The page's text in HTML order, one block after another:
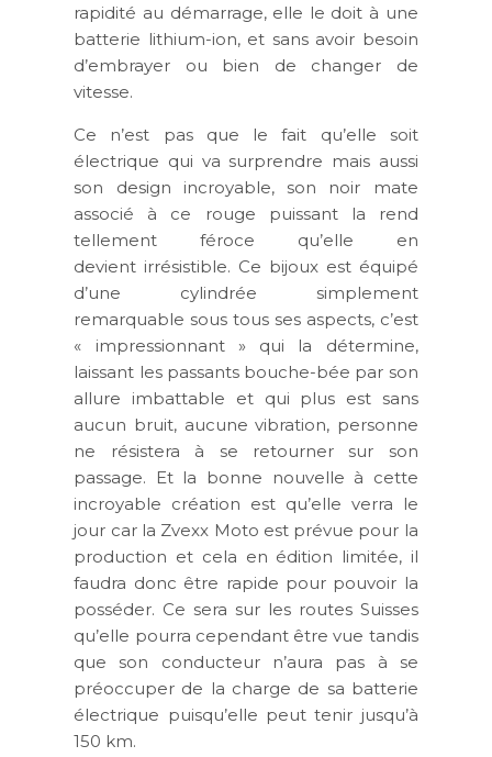
rapidité au démarrage, elle le doit à une
batterie lithium-ion, et sans avoir besoin
d’embrayer ou bien de changer de
vitesse.
Ce n’est pas que le fait qu’elle soit
électrique qui va surprendre mais aussi
son design incroyable, son noir mate
associé à ce rouge puissant la rend
tellement féroce qu’elle en
devient irrésistible. Ce bijoux est équipé
d’une cylindrée simplement
remarquable sous tous ses aspects, c’est
« impressionnant » qui la détermine,
laissant les passants bouche-bée par son
allure imbattable et qui plus est sans
aucun bruit, aucune vibration, personne
ne résistera à se retourner sur son
passage. Et la bonne nouvelle à cette
incroyable création est qu’elle verra le
jour car la Zvexx Moto est prévue pour la
production et cela en édition limitée, il
faudra donc être rapide pour pouvoir la
posséder. Ce sera sur les routes Suisses
qu’elle pourra cependant être vue tandis
que son conducteur n’aura pas à se
préoccuper de la charge de sa batterie
électrique puisqu’elle peut tenir jusqu’à
150 km.